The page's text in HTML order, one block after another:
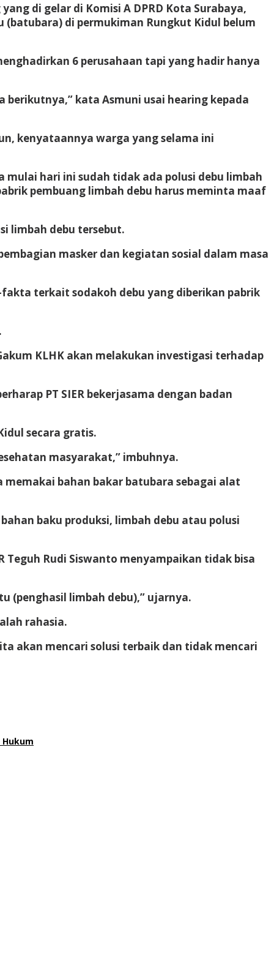
di gelar di Komisi A DPRD Kota Surabaya,
(batubara) di permukiman Rungkut Kidul belum
6 perusahaan tapi yang hadir hanya
berikutnya,” kata Asmuni usai hearing kepada
kenyataannya warga yang selama ini
hari ini sudah tidak ada polusi debu limbah
pembuang limbah debu harus meminta maaf
limbah debu tersebut.
masker dan kegiatan sosial dalam masa
terkait sodakoh debu yang diberikan pabrik
KLHK akan melakukan investigasi terhadap
PT SIER bekerjasama dengan badan
secara gratis.
masyarakat,” imbuhnya.
bahan bakar batubara sebagai alat
baku produksi, limbah debu atau polusi
Teguh Rudi Siswanto menyampaikan tidak bisa
(penghasil limbah debu),” ujarnya.
rahasia.
akan mencari solusi terbaik dan tidak mencari
Hukum